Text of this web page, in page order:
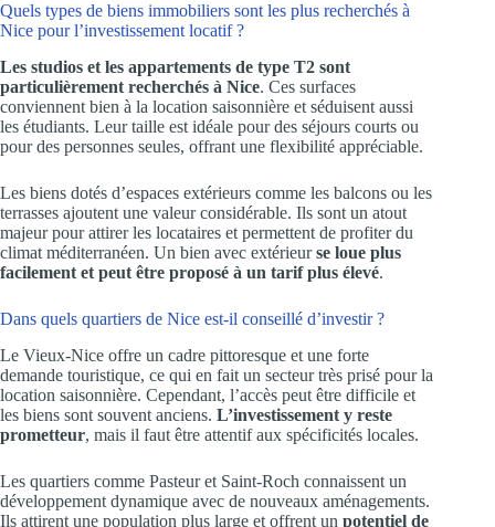
Quels types de biens immobiliers sont les plus recherchés à
Nice pour l’investissement locatif ?
Les studios et les appartements de type T2 sont
particulièrement recherchés à Nice. Ces surfaces
conviennent bien à la location saisonnière et séduisent aussi
les étudiants. Leur taille est idéale pour des séjours courts ou
pour des personnes seules, offrant une flexibilité appréciable.
Les biens dotés d’espaces extérieurs comme les balcons ou les
terrasses ajoutent une valeur considérable. Ils sont un atout
majeur pour attirer les locataires et permettent de profiter du
climat méditerranéen. Un bien avec extérieurse loue plus
facilement et peut être proposé à un tarif plus élevé.
Dans quels quartiers de Nice est-il conseillé d’investir ?
Le Vieux-Nice offre un cadre pittoresque et une forte
demande touristique, ce qui en fait un secteur très prisé pour la
location saisonnière. Cependant, l’accès peut être difficile et
les biens sont souvent anciens. L’investissement y reste
prometteur, mais il faut être attentif aux spécificités locales.
Les quartiers comme Pasteur et Saint-Roch connaissent un
développement dynamique avec de nouveaux aménagements.
Ils attirent une population plus large et offrent un potentiel de